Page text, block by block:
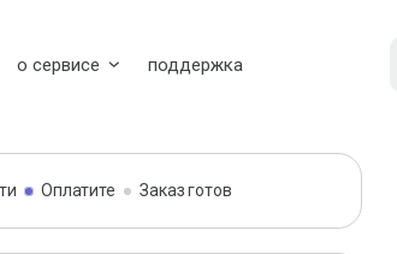
о сервисе поддержка
Оплатите Заказ готов